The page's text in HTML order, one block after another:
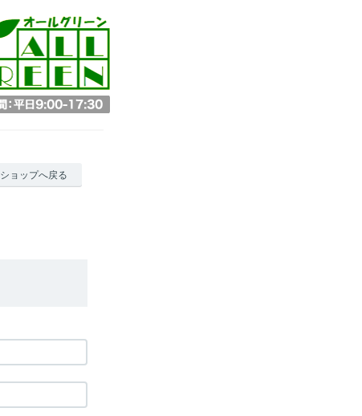
ショップへ戻る